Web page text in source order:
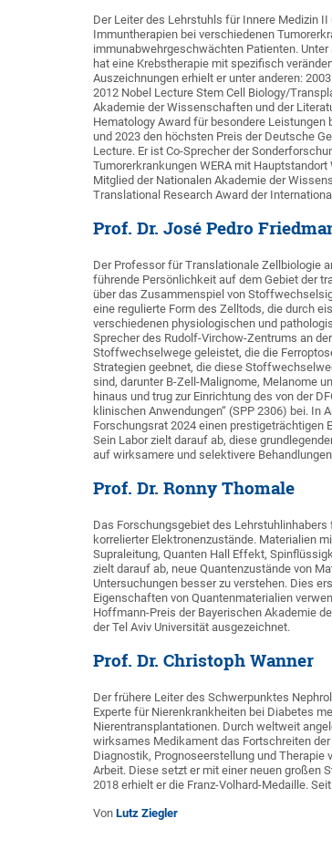
Der Leiter des Lehrstuhls für Innere Medizin
Immuntherapien bei verschiedenen
immunabwehrgeschwächten Patienten.
hat eine Krebstherapie mit spezifisch
Auszeichnungen erhielt er unter anderen:
2012 Nobel Lecture Stem Cell Biology/
Akademie der Wissenschaften und der
Hematology Award für besondere
und 2023 den höchsten Preis der Deutsche
Lecture. Er ist Co-Sprecher der
Tumorerkrankungen WERA mit
Mitglied der Nationalen Akademie der
Translational Research Award der
Prof. Dr. José Pedro
Der Professor für Translationale Zellbiologie
führende Persönlichkeit auf dem Gebiet der
über das Zusammenspiel von
eine regulierte Form des Zelltods, die durch
verschiedenen physiologischen und
Sprecher des Rudolf-Virchow-Zentrums an
Stoffwechselwege geleistet, die die
Strategien geebnet, die diese
sind, darunter B-Zell-Malignome, Melanome
hinaus und trug zur Einrichtung des von der
klinischen Anwendungen“ (SPP 2306) bei. In
Forschungsrat 2024 einen prestigeträchtigen
Sein Labor zielt darauf ab, diese
auf wirksamere und selektivere
Prof. Dr. Ronny Thomale
Das Forschungsgebiet des
korrelierter Elektronenzustände. Materialien
Supraleitung, Quanten Hall Effekt,
zielt darauf ab, neue Quantenzustände von
Untersuchungen besser zu verstehen. Dies
Eigenschaften von Quantenmaterialien
Hoffmann-Preis der Bayerischen Akademie
der Tel Aviv Universität ausgezeichnet.
Prof. Dr. Christoph Wanner
Der frühere Leiter des Schwerpunktes
Experte für Nierenkrankheiten bei Diabetes
Nierentransplantationen. Durch weltweit
wirksames Medikament das Fortschreiten
Diagnostik, Prognoseerstellung und
Arbeit. Diese setzt er mit einer neuen großen
2018 erhielt er die Franz-Volhard-Medaille.
Von Lutz Ziegler